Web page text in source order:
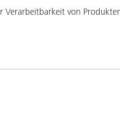
Verarbeitbarkeit von